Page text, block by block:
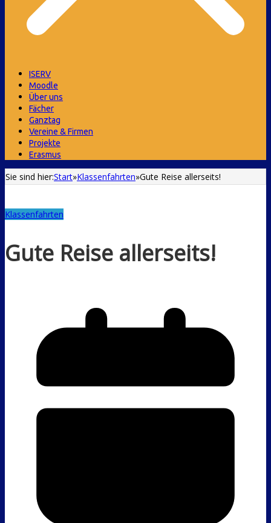
ISERV
Moodle
Über uns
Fächer
Ganztag
Vereine & Firmen
Projekte
Erasmus
Sie sind hier:Start»Klassenfahrten»Gute Reise allerseits!
Klassenfahrten
Gute Reise allerseits!